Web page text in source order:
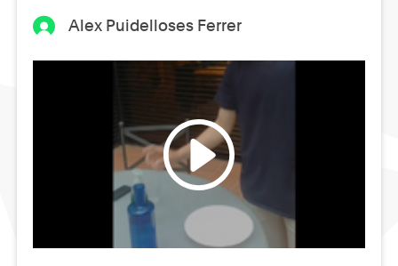
Alex Puidelloses Ferrer